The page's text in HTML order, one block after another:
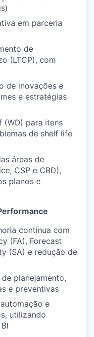
em parceria
de
(LTCP), com
de inovações e
e estratégias
(WO) para itens
de shelf life
áreas de
CSP e CBD),
planos e
contínua com
(FA), Forecast
(SA) e redução de
planejamento,
e preventivas
e
utilizando